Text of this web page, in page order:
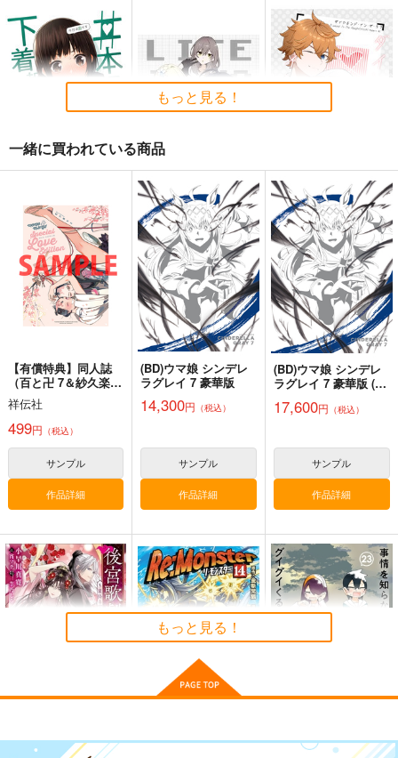
どじろーブックス
787 円（税込）
サンプル
Life is Wonderful!
杜々屋
1,100円（税込）
蛍
サンプル
作品詳細
ダイヤモンド・イン・
ザ・ラフ
杜々屋
550円（税込）
タルタリヤ×蛍
サンプル
作品詳細
もっと見る！
一緒に買われている商品
【有償特典】同人誌
（百と卍 7＆紗久楽さ
わ画集 纏 -まとひ-）
祥伝社
499円 （税込）
サンプル
作品詳細
(BD)ウマ娘 シンデレ
ラグレイ 7 豪華版
14,300円 （税込）
サンプル
作品詳細
(BD)ウマ娘 シンデレ
ラグレイ 7 豪華版 (と
17,600円 （税込）
サンプル
作品詳細
廷の歌姫
がグイグイくる。 23
もっと見る！